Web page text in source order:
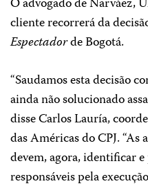
O advogado de Narváez,
cliente recorrerá da
Espectadorde Bogotá.
“Saudamos esta decisão
ainda não solucionado
disse Carlos Lauría,
das Américas do CPJ.
devem, agora, identificar
responsáveis pela